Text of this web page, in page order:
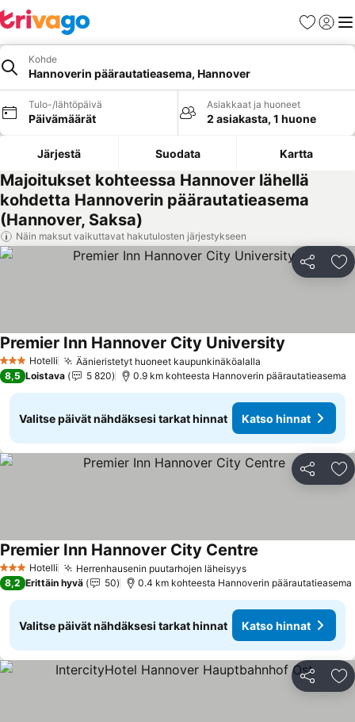
Suosikit
Kohde
Hannoverin päärautatieasema, Hannover
Tulo-/lähtöpäivä
Päivämäärät
Asiakkaat ja huoneet
2 asiakasta, 1 huone
Järjestä Suodata Kartta
Majoitukset kohteessa Hannover lähellä
kohdetta Hannoverin päärautatieasema
(Hannover, Saksa)
Näin maksut vaikuttavat hakutulosten järjestykseen
Jaa
3 Tähtiluokitus
Hotelli Äänieristetyt huoneet kaupunkinäköalalla
Premier Inn Hannover City University
8,5 Loistava 5 820 0.9 km kohteesta Hannoverin päärautatieasema
Valitse päivät nähdäksesi tarkat hinnat Katso hinnat
Jaa
3 Tähtiluokitus
Hotelli Herrenhausenin puutarhojen läheisyysKatso hinnat
Premier Inn Hannover City Centre
8,2 Erittäin hyvä 50 0.4 km kohteesta Hannoverin päärautatieasema
Valitse päivät nähdäksesi tarkat hinnat Katso hinnat
Jaa